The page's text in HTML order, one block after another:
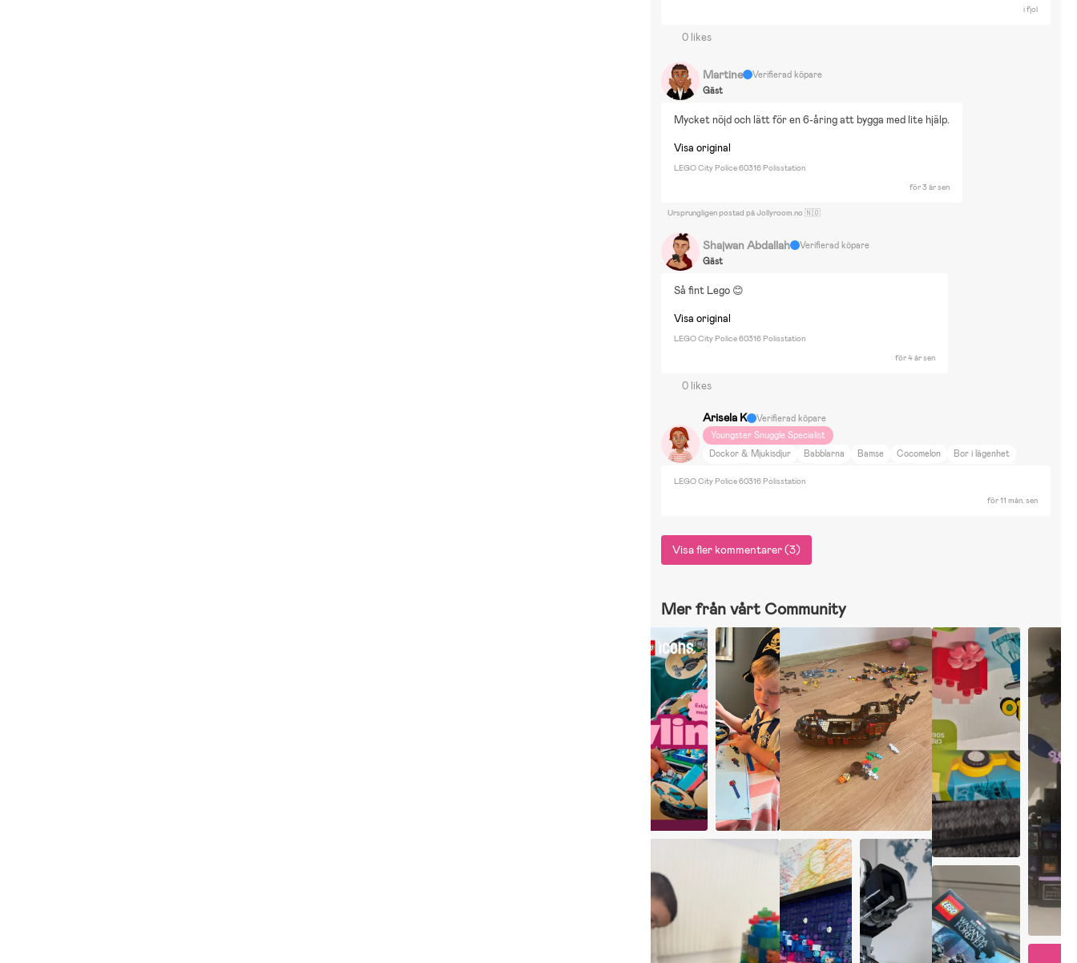
i fjol
0 likes
Martine
Verifierad köpare
Gäst
Mycket nöjd och lätt för en 6-åring att bygga med lite hjälp.
Visa original
LEGO City Police 60316 Polisstation
för 3 år sen
Ursprungligen postad på Jollyroom.no 🇳🇴
Shajwan Abdallah
Verifierad köpare
Gäst
Så fint Lego 😊
Visa original
LEGO City Police 60316 Polisstation
för 4 år sen
0 likes
Arisela K
Verifierad köpare
Youngster Snuggle Specialist
Dockor & Mjukisdjur
Babblarna Bamse Cocomelon
Bor i lägenhet
LEGO City Police 60316 Polisstation
för 11 mån. sen
Visa fler kommentarer (3)
Mer från vårt Community